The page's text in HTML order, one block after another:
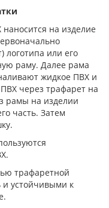
на изделие
логотипа или его
раму. Далее рама
жидкое ПВХ и
через трафарет на
рамы на изделии
часть. Затем
трафаретной
устойчивыми к